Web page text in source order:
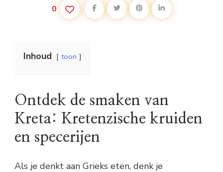
0
Inhoud toon
Ontdek de smaken van
Kreta: Kretenzische kruiden
en specerijen
Als je denkt aan Grieks eten, denk je